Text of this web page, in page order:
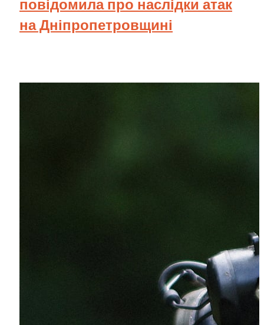
повідомила про наслідки атак
на Дніпропетровщині